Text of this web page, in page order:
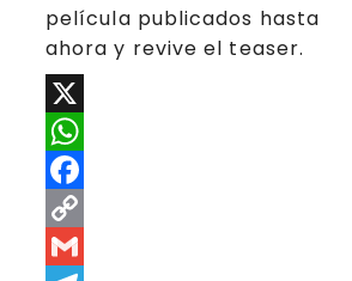
película publicados hasta
ahora y revive el teaser.
X
WhatsApp
Facebook
Copy